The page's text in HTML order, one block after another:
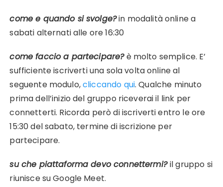
come e quando si svolge?in modalità online a
sabati alternati alle ore 16:30
come faccio a partecipare?è molto semplice. E’
sufficiente iscriverti una sola volta online al
seguente modulo,cliccando qui. Qualche minuto
prima dell’inizio del gruppo riceverai il link per
connetterti. Ricorda però di iscriverti entro le ore
15:30 del sabato, termine di iscrizione per
partecipare.
su che piattaforma devo connettermi?il gruppo si
riunisce su Google Meet.